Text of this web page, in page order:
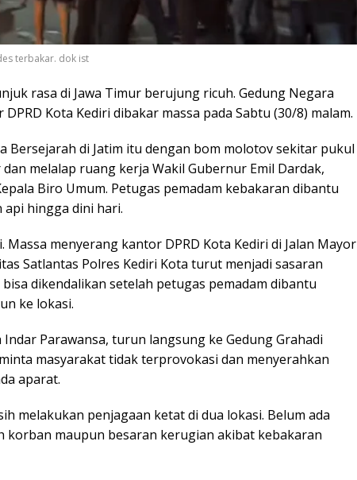
terbakar. dok ist
rasa di Jawa Timur berujung ricuh. Gedung Negara
Kota Kediri dibakar massa pada Sabtu (30/8) malam.
Bersejarah di Jatim itu dengan bom molotov sekitar pukul
dan melalap ruang kerja Wakil Gubernur Emil Dardak,
Biro Umum. Petugas pemadam kebakaran dibantu
api hingga dini hari.
menyerang kantor DPRD Kota Kediri di Jalan Mayor
Satlantas Polres Kediri Kota turut menjadi sasaran
dikendalikan setelah petugas pemadam dibantu
ke lokasi.
Parawansa, turun langsung ke Gedung Grahadi
masyarakat tidak terprovokasi dan menyerahkan
aparat.
melakukan penjagaan ketat di dua lokasi. Belum ada
korban maupun besaran kerugian akibat kebakaran